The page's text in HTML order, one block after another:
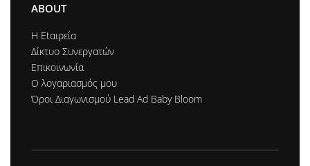
ABOUT
Η Εtαιρεία
Δίκτυο Συνεργατών
Επικοινωνία
Ο λογαριασμός μου
Όροι Διαγωνισμού Lead Ad Baby Bloom